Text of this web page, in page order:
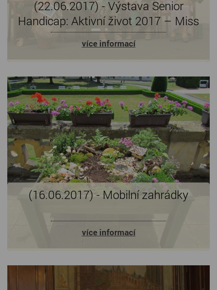
(22.06.2017) - Výstava Senior
Handicap: Aktivní život 2017 – Miss
staré koleno, Šikovné ruce našich
seniorů
více informací
(16.06.2017) - Mobilní zahrádky
více informací